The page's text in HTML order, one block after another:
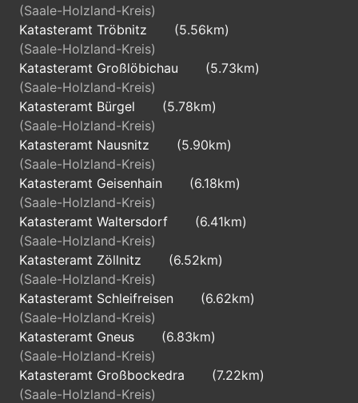
(Saale-Holzland-Kreis)
Katasteramt Tröbnitz
(5.56km)
(Saale-Holzland-Kreis)
Katasteramt Großlöbichau
(5.73km)
(Saale-Holzland-Kreis)
Katasteramt Bürgel
(5.78km)
(Saale-Holzland-Kreis)
Katasteramt Nausnitz
(5.90km)
(Saale-Holzland-Kreis)
Katasteramt Geisenhain
(6.18km)
(Saale-Holzland-Kreis)
Katasteramt Waltersdorf
(6.41km)
(Saale-Holzland-Kreis)
Katasteramt Zöllnitz
(6.52km)
(Saale-Holzland-Kreis)
Katasteramt Schleifreisen
(6.62km)
(Saale-Holzland-Kreis)
Katasteramt Gneus
(6.83km)
(Saale-Holzland-Kreis)
Katasteramt Großbockedra
(7.22km)
(Saale-Holzland-Kreis)